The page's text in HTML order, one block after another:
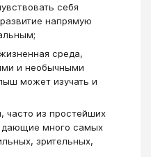
себя
напрямую
среда,
и необычными
может изучать и
часто из простейших
дающие много самых
зрительных,